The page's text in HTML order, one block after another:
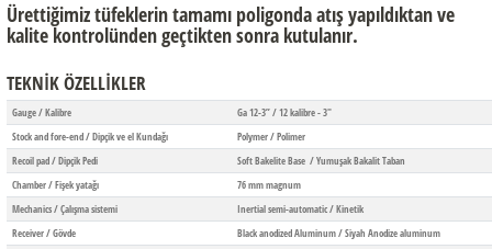
Ürettiğimiz tüfeklerin tamamı poligonda atış yapıldıktan ve
kalite kontrolünden geçtikten sonra kutulanır.
TEKNİK ÖZELLİKLER
Gauge / Kalibre
Ga 12-3” / 12 kalibre - 3"
Stock and fore-end / Dipçik ve el Kundağı
Polymer / Polimer
Recoil pad / Dipçik Pedi
Soft Bakelite Base / Yumuşak Bakalit Taban
Chamber / Fişek yatağı
76 mm magnum
Mechanics / Çalışma sistemi
Inertial semi-automatic / Kinetik
Receiver / Gövde
Black anodized Aluminum / Siyah Anodize aluminum